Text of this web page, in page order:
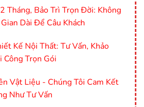
Tháng, Bảo Trì Trọn Đời: Không
Dài Để Câu Khách
Kế Nội Thất: Tư Vấn, Khảo
Công Trọn Gói
Vật Liệu - Chúng Tôi Cam Kết
Như Tư Vấn